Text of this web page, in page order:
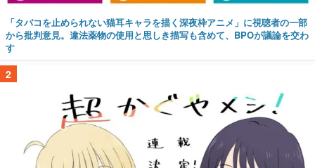
「タバコを止められない猫耳キャラを描く深夜枠アニメ」に視聴者の一部
から批判意見。違法薬物の使用と思しき描写も含めて、BPOが議論を交わ
す
2